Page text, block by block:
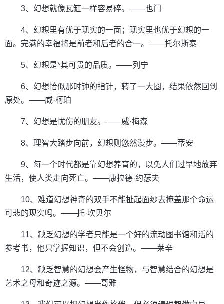
3、幻想就像瓦缸一样容易碎。——也门
4、幻想里有优于现实的一面；现实里也优于幻想的一
面。完满的幸福将是前者和后者的合一。——托尔斯泰
5、幻想是*其可贵的品质。——列宁
6、幻想恰似那时钟的指针，转了一大圈，结果依然回到
原处。——威·柯珀
7、幻想是忧伤的朋友。——威·梅森
8、理智大踏步向前，幻想则悠然漫步。——蒂安
9、每一个时代都是靠幻想养育的，以免人们过早地放弃
生活，使人类走向死亡。——康拉德·约瑟夫
10、难道幻想神奇的双手不能扯起面纱去掩盖那个命运
可悲的现实吗。——托·坎贝尔
11、缺乏幻想的学者只能是一个好的流动图书馆和活的
参考书，他只掌握知识，但不会创造。——莱辛
12、缺乏智慧的幻想会产生怪物，与智慧结合的幻想是
艺术之母和奇迹之源。——哥雅